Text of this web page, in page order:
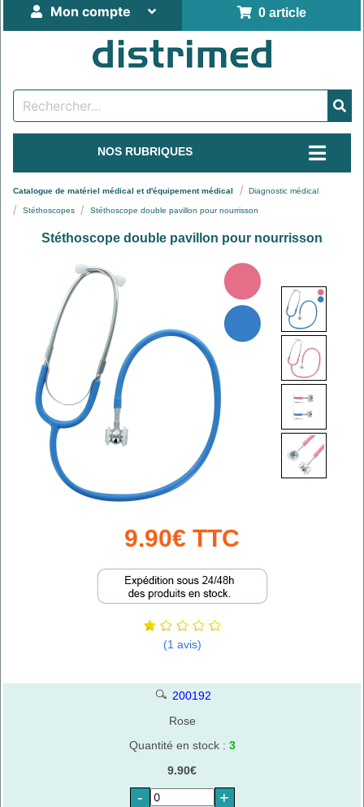
0 article
Mon compte
NOS RUBRIQUES
Catalogue de matériel médical et d'équipement médical Diagnostic médical
Stéthoscopes Stéthoscope double pavillon pour nourrisson
Stéthoscope double pavillon pour nourrisson
9.90€ TTC
(1 avis)
200192
Rose
Quantité en stock : 3
9.90€
- +